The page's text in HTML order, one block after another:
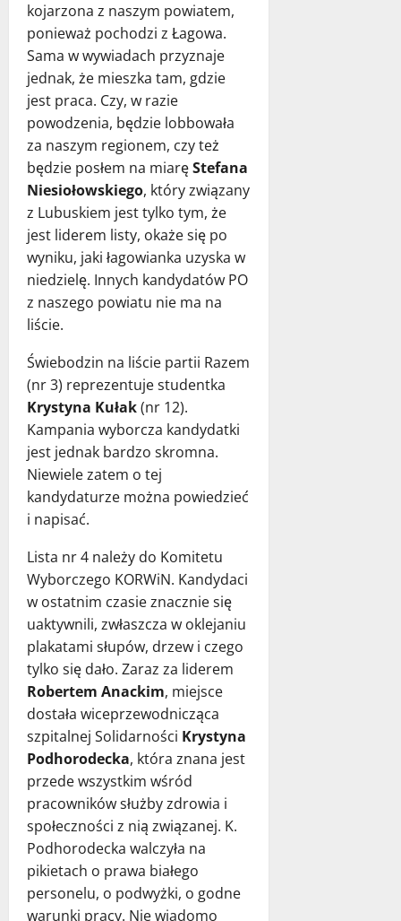
kojarzona z naszym powiatem,
ponieważ pochodzi z Łagowa.
Sama w wywiadach przyznaje
jednak, że mieszka tam, gdzie
jest praca. Czy, w razie
powodzenia, będzie lobbowała
za naszym regionem, czy też
będzie posłem na miaręStefana
Niesiołowskiego, który związany
z Lubuskiem jest tylko tym, że
jest liderem listy, okaże się po
wyniku, jaki łagowianka uzyska w
niedzielę. Innych kandydatów PO
z naszego powiatu nie ma na
liście.
Świebodzin na liście partii Razem
(nr 3) reprezentuje studentka
Krystyna Kułak(nr 12).
Kampania wyborcza kandydatki
jest jednak bardzo skromna.
Niewiele zatem o tej
kandydaturze można powiedzieć
i napisać.
Lista nr 4 należy do Komitetu
Wyborczego KORWiN. Kandydaci
w ostatnim czasie znacznie się
uaktywnili, zwłaszcza w oklejaniu
plakatami słupów, drzew i czego
tylko się dało. Zaraz za liderem
Robertem Anackim, miejsce
dostała wiceprzewodnicząca
szpitalnej Solidarności Krystyna
Podhorodecka, która znana jest
przede wszystkim wśród
pracowników służby zdrowia i
społeczności z nią związanej. K.
Podhorodecka walczyła na
pikietach o prawa białego
personelu, o podwyżki, o godne
warunki pracy. Nie wiadomo